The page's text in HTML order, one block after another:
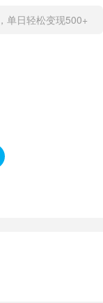
单日轻松变现500+